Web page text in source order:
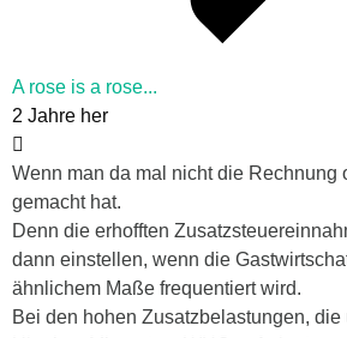
A rose is a rose...
2 Jahre her
Wenn man da mal nicht die Rechnung
gemacht hat.
Denn die erhofften
dann einstellen, wenn die
ähnlichem Maße frequentiert wird.
Bei den hohen Zusatzbelastungen, die